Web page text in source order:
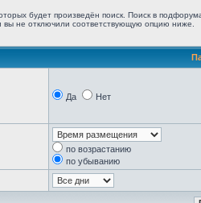
будет произведён поиск. Поиск в
вы не отключили соответствующую опцию ниже.
Да Нет
по возрастанию
по убыванию